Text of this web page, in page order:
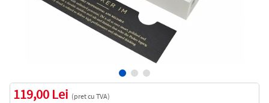
119,00 Lei (pret cu TVA)